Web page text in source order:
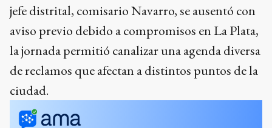
jefe distrital, comisario Navarro, se ausentó con
aviso previo debido a compromisos en La Plata,
la jornada permitió canalizar una agenda diversa
de reclamos que afectan a distintos puntos de la
ciudad.